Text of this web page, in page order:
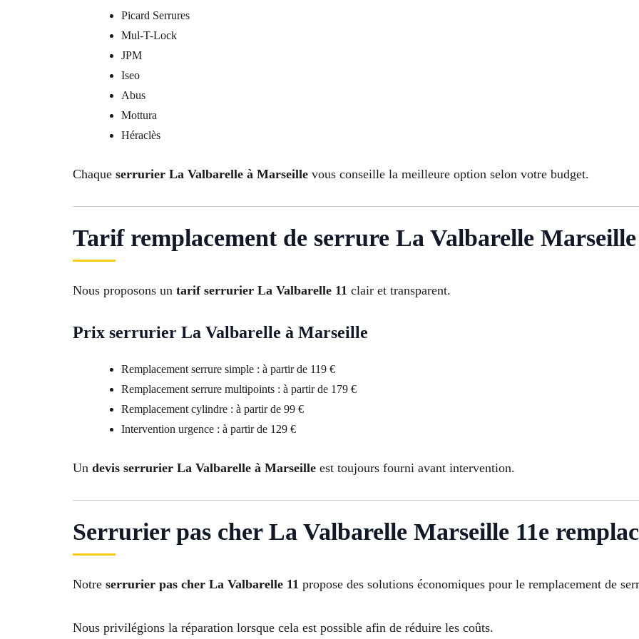
Picard Serrures
Mul-T-Lock
JPM
Iseo
Abus
Mottura
Héraclès
Chaque serrurier La Valbarelle à Marseille vous conseille la meilleure option selon votre budget.
Tarif remplacement de serrure La Valbarelle Marseille
Nous proposons un tarif serrurier La Valbarelle 11 clair et transparent.
Prix serrurier La Valbarelle à Marseille
Remplacement serrure simple : à partir de 119 €
Remplacement serrure multipoints : à partir de 179 €
Remplacement cylindre : à partir de 99 €
Intervention urgence : à partir de 129 €
Un devis serrurier La Valbarelle à Marseille est toujours fourni avant intervention.
Serrurier pas cher La Valbarelle Marseille 11e
Notre serrurier pas cher La Valbarelle 11 propose des solutions économiques pour le remplacement de
Nous privilégions la réparation lorsque cela est possible afin de réduire les coûts.